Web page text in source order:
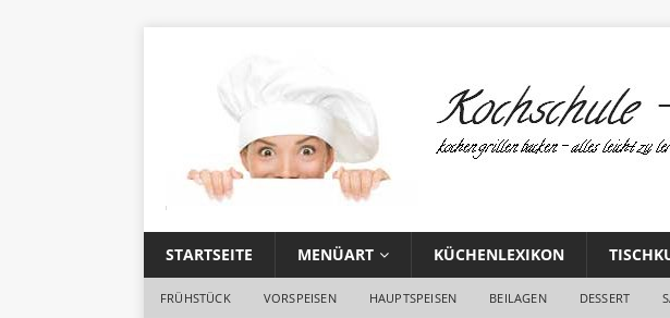
STARTSEITE MENÜART KÜCHENLEXIKON
FRÜHSTÜCK VORSPEISEN HAUPTSPEISEN BEILAGEN DESSERT